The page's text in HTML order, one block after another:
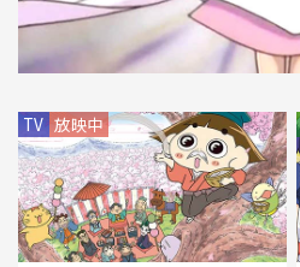
TV 放映中